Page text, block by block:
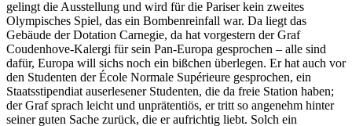
gelingt die Ausstellung und wird für die Pariser kein zweites
Olympisches Spiel, das ein Bombenreinfall war. Da liegt das
Gebäude der Dotation Carnegie, da hat vorgestern der Graf
Coudenhove-Kalergi für sein Pan-Europa gesprochen – alle sind
dafür, Europa will sichs noch ein bißchen überlegen. Er hat auch vor
den Studenten der École Normale Supérieure gesprochen, ein
Staatsstipendiat auserlesener Studenten, die da freie Station haben;
der Graf sprach leicht und unprätentiös, er tritt so angenehm hinter
seiner guten Sache zurück, die er aufrichtig liebt. Solch ein